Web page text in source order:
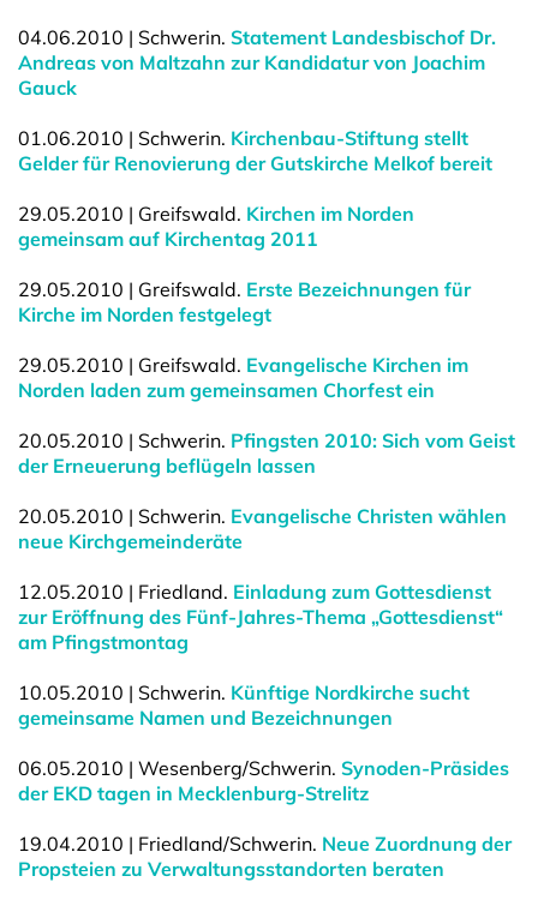
04.06.2010 | Schwerin. Statement Landesbischof Dr.
Andreas von Maltzahn zur Kandidatur von Joachim
Gauck
01.06.2010 | Schwerin. Kirchenbau-Stiftung stellt
Gelder für Renovierung der Gutskirche Melkof bereit
29.05.2010 | Greifswald. Kirchen im Norden
gemeinsam auf Kirchentag 2011
29.05.2010 | Greifswald. Erste Bezeichnungen für
Kirche im Norden festgelegt
29.05.2010 | Greifswald. Evangelische Kirchen im
Norden laden zum gemeinsamen Chorfest ein
20.05.2010 | Schwerin. Pfingsten 2010: Sich vom Geist
der Erneuerung beflügeln lassen
20.05.2010 | Schwerin. Evangelische Christen wählen
neue Kirchgemeinderäte
12.05.2010 | Friedland. Einladung zum Gottesdienst
zur Eröffnung des Fünf-Jahres-Thema „Gottesdienst“
am Pfingstmontag
10.05.2010 | Schwerin. Künftige Nordkirche sucht
gemeinsame Namen und Bezeichnungen
06.05.2010 | Wesenberg/Schwerin. Synoden-Präsides
der EKD tagen in Mecklenburg-Strelitz
19.04.2010 | Friedland/Schwerin. Neue Zuordnung der
Propsteien zu Verwaltungsstandorten beraten